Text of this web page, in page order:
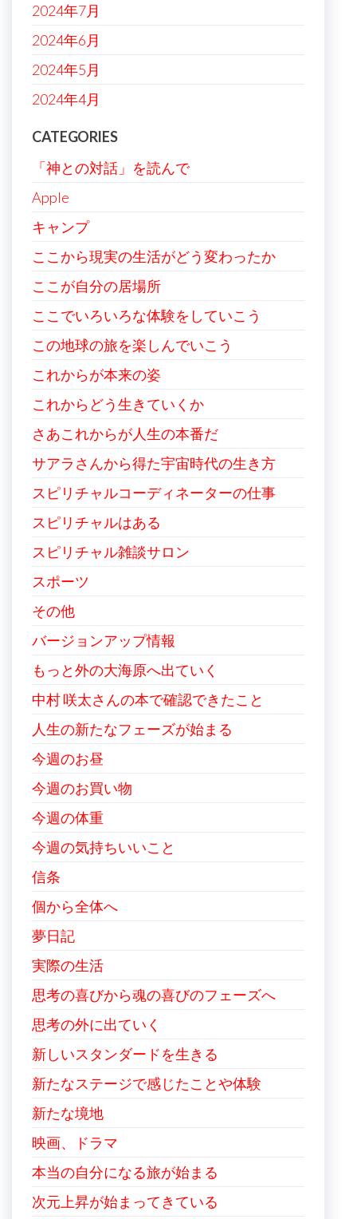
2024年7月
2024年6月
2024年5月
2024年4月
CATEGORIES
「神との対話」を読んで
Apple
キャンプ
ここから現実の生活がどう変わったか
ここが自分の居場所
ここでいろいろな体験をしていこう
この地球の旅を楽しんでいこう
これからが本来の姿
これからどう生きていくか
さあこれからが人生の本番だ
サアラさんから得た宇宙時代の生き方
スピリチャルコーディネーターの仕事
スピリチャルはある
スピリチャル雑談サロン
スポーツ
その他
バージョンアップ情報
もっと外の大海原へ出ていく
中村 咲太さんの本で確認できたこと
人生の新たなフェーズが始まる
今週のお昼
今週のお買い物
今週の体重
今週の気持ちいいこと
信条
個から全体へ
夢日記
実際の生活
思考の喜びから魂の喜びのフェーズへ
思考の外に出ていく
新しいスタンダードを生きる
新たなステージで感じたことや体験
新たな境地
映画、ドラマ
本当の自分になる旅が始まる
次元上昇が始まってきている